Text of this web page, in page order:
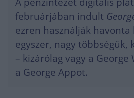
februárjában indult
ezren használják havonta
egyszer, nagy többségük,
– kizárólag vagy a
a George Appot.